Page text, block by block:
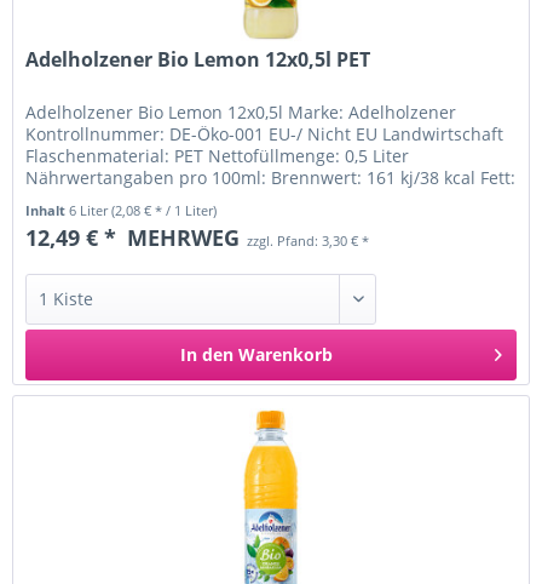
Adelholzener Bio Lemon 12x0,5l PET
Adelholzener Bio Lemon 12x0,5l Marke: Adelholzener
Kontrollnummer: DE-Öko-001 EU-/ Nicht EU Landwirtschaft
Flaschenmaterial: PET Nettofüllmenge: 0,5 Liter
Nährwertangaben pro 100ml: Brennwert: 161 kj/38 kcal Fett:
Inhalt6 Liter(2,08 € * / 1 Liter)
12,49 € * MEHRWEG zzgl. Pfand: 3,30 € *
In den Warenkorb